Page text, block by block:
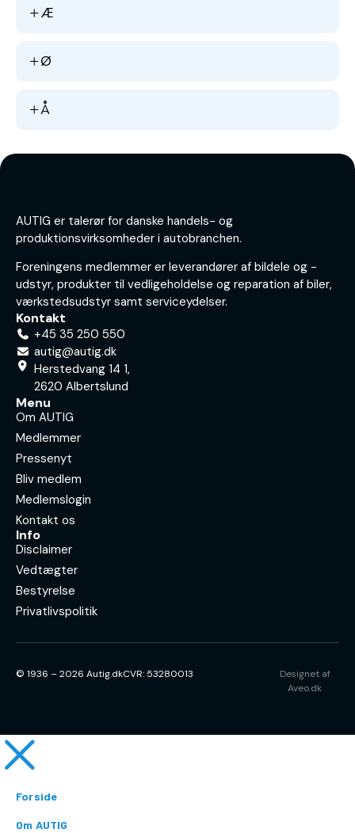
Æ
Ø
Å
AUTIG er talerør for danske handels- og
produktionsvirksomheder i autobranchen.
Foreningens medlemmer er leverandører af bildele og -
udstyr, produkter til vedligeholdelse og reparation af biler,
værkstedsudstyr samt serviceydelser.
Kontakt
+45 35 250 550
autig@autig.dk
Herstedvang 14 1,
2620 Albertslund
Menu
Om AUTIG
Medlemmer
Pressenyt
Bliv medlem
Medlemslogin
Kontakt os
Info
Disclaimer
Vedtægter
Bestyrelse
Privatlivspolitik
© 1936 – 2026 Autig.dkCVR: 53280013
Designet af
Aveo.dk
Forside
Om AUTIG